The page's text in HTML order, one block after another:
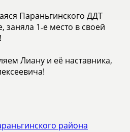
Параньгинского ДДТ
1‑е место в своей
Лиану и её наставника,
района